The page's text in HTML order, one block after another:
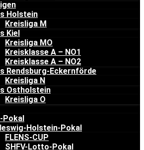
Holstein
Kreisliga M
Kiel
Kreisliga MO
Kreisklasse A – NO1
Kreisklasse A – NO2
Rendsburg-Eckernförde
Kreisliga N
Ostholstein
Kreisliga O
Pokal
Holstein-Pokal
FLENS-CUP
SHFV-Lotto-Pokal